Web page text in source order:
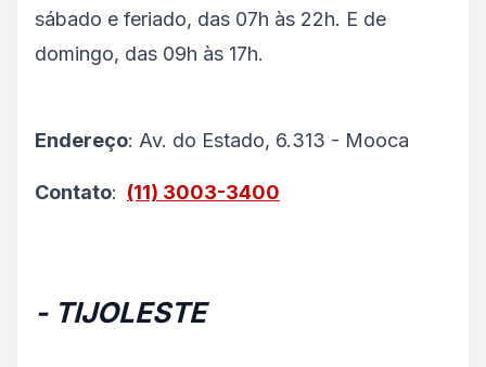
sábado e feriado, das 07h às 22h. E de
domingo, das 09h às 17h.
Endereço: Av. do Estado, 6.313 - Mooca
Contato: (11) 3003-3400
- TIJOLESTE